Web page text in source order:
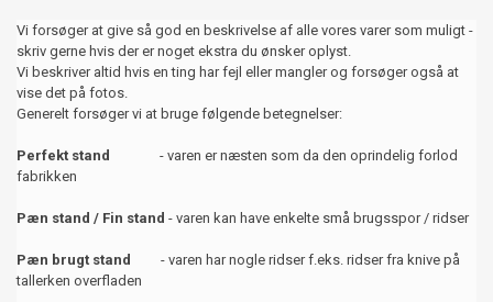
Vi forsøger at give så god en beskrivelse af alle vores varer som muligt -
skriv gerne hvis der er noget ekstra du ønsker oplyst.
Vi beskriver altid hvis en ting har fejl eller mangler og forsøger også at
vise det på fotos.
Generelt forsøger vi at bruge følgende betegnelser:
Perfekt stand - varen er næsten som da den oprindelig forlod
fabrikken
Pæn stand / Fin stand - varen kan have enkelte små brugsspor / ridser
Pæn brugt stand
- varen har nogle ridser f.eks. ridser fra knive på
tallerken overfladen